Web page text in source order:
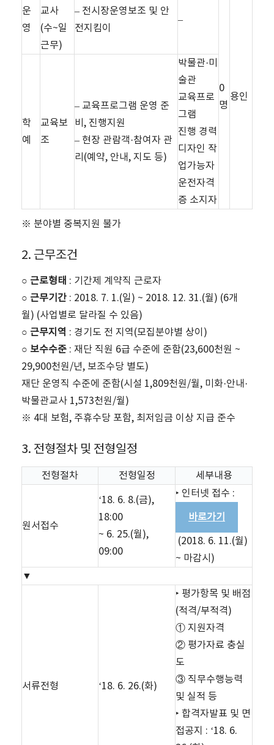
운
영
교사
(수~일
근무)
– 전시장운영보조 및 안
전지킴이
–
0
명
용인
학
예
교육보
조
– 교육프로그램 운영 준
비, 진행지원
– 현장 관람객·참여자 관
리(예약, 안내, 지도 등)
박물관·미
술관
교육프로
그램
진행 경력
디자인 작
업가능자
운전자격
증 소지자
※ 분야별 중복지원 불가
2. 근무조건
○ 근로형태 : 기간제 계약직 근로자
○ 근무기간 : 2018. 7. 1.(일) ~ 2018. 12. 31.(월) (6개
월) (사업별로 달라질 수 있음)
○ 근무지역 : 경기도 전 지역(모집분야별 상이)
○ 보수수준 : 재단 직원 6급 수준에 준함(23,600천원 ~
29,900천원/년, 보조수당 별도)
재단 운영직 수준에 준함(시설 1,809천원/월, 미화·안내·
박물관교사 1,573천원/월)
※ 4대 보험, 주휴수당 포함, 최저임금 이상 지급 준수
3. 전형절차 및 전형일정
전형절차 전형일정 세부내용
원서접수
‘18. 6. 8.(금),
18:00
~ 6. 25.(월),
09:00
‣ 인터넷 접수 :
바로가기
(2018. 6. 11.(월)
~ 마감시)
▼
서류전형 ‘18. 6. 26.(화)
‣ 평가항목 및 배점
(적격/부적격)
① 지원자격
② 평가자료 충실
도
③ 직무수행능력
및 실적 등
‣ 합격자발표 및 면
접공지 : ‘18. 6.